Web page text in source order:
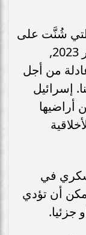
التي شُنَّت على
المواطنين الإسرائيليين في 7 أكتوبر 2023,
من أجل
إسرائيل
أراضيها
في
أن تؤدي
جزئيا.